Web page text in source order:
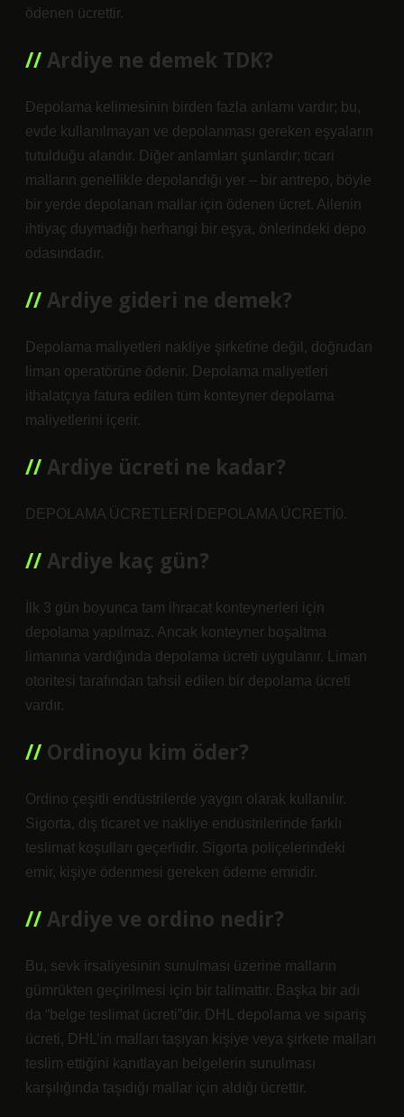
ödenen ücrettir.
Ardiye ne demek TDK?
Depolama kelimesinin birden fazla anlamı vardır; bu,
evde kullanılmayan ve depolanması gereken eşyaların
tutulduğu alandır. Diğer anlamları şunlardır; ticari
malların genellikle depolandığı yer – bir antrepo, böyle
bir yerde depolanan mallar için ödenen ücret. Ailenin
ihtiyaç duymadığı herhangi bir eşya, önlerindeki depo
odasındadır.
Ardiye gideri ne demek?
Depolama maliyetleri nakliye şirketine değil, doğrudan
liman operatörüne ödenir. Depolama maliyetleri
ithalatçıya fatura edilen tüm konteyner depolama
maliyetlerini içerir.
Ardiye ücreti ne kadar?
DEPOLAMA ÜCRETLERİ DEPOLAMA ÜCRETİ0.
Ardiye kaç gün?
İlk 3 gün boyunca tam ihracat konteynerleri için
depolama yapılmaz. Ancak konteyner boşaltma
limanına vardığında depolama ücreti uygulanır. Liman
otoritesi tarafından tahsil edilen bir depolama ücreti
vardır.
Ordinoyu kim öder?
Ordino çeşitli endüstrilerde yaygın olarak kullanılır.
Sigorta, dış ticaret ve nakliye endüstrilerinde farklı
teslimat koşulları geçerlidir. Sigorta poliçelerindeki
emir, kişiye ödenmesi gereken ödeme emridir.
Ardiye ve ordino nedir?
Bu, sevk irsaliyesinin sunulması üzerine malların
gümrükten geçirilmesi için bir talimattır. Başka bir adı
da “belge teslimat ücreti”dir. DHL depolama ve sipariş
ücreti, DHL’in malları taşıyan kişiye veya şirkete malları
teslim ettiğini kanıtlayan belgelerin sunulması
karşılığında taşıdığı mallar için aldığı ücrettir.